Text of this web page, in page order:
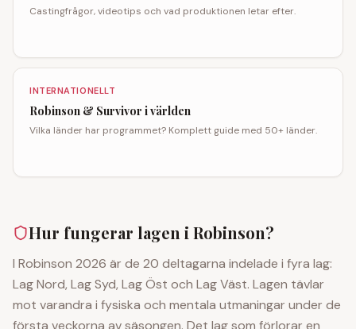
Castingfrågor, videotips och vad produktionen letar efter.
INTERNATIONELLT
Robinson & Survivor i världen
Vilka länder har programmet? Komplett guide med 50+ länder.
Hur fungerar lagen i Robinson?
I Robinson 2026 är de 20 deltagarna indelade i fyra lag:
Lag Nord, Lag Syd, Lag Öst och Lag Väst. Lagen tävlar
mot varandra i fysiska och mentala utmaningar under de
första veckorna av säsongen. Det lag som förlorar en